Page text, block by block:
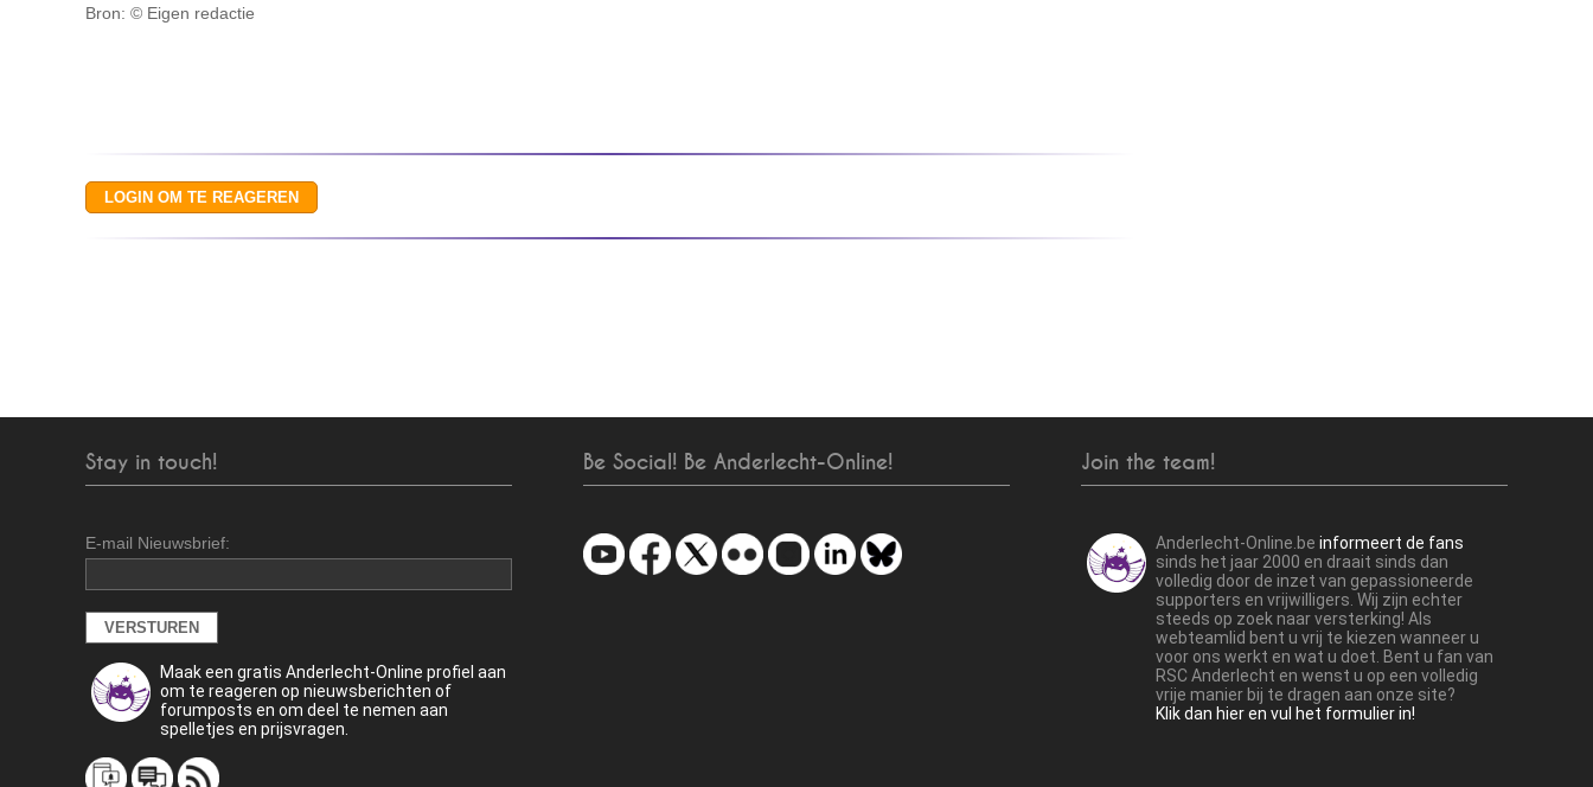
Bron: © Eigen redactie
Stay in touch!
E-mail Nieuwsbrief:
Maak een gratis Anderlecht-Online profiel aan
om te reageren op nieuwsberichten of
forumposts en om deel te nemen aan
spelletjes en prijsvragen.
Be Social! Be Anderlecht-Online! Join the team!
Anderlecht-Online.be informeert de fans
sinds het jaar 2000 en draait sinds dan
volledig door de inzet van gepassioneerde
supporters en vrijwilligers. Wij zijn echter
steeds op zoek naar versterking! Als
webteamlid bent u vrij te kiezen wanneer u
voor ons werkt en wat u doet. Bent u fan van
RSC Anderlecht en wenst u op een volledig
vrije manier bij te dragen aan onze site?
Klik dan hier en vul het formulier in!